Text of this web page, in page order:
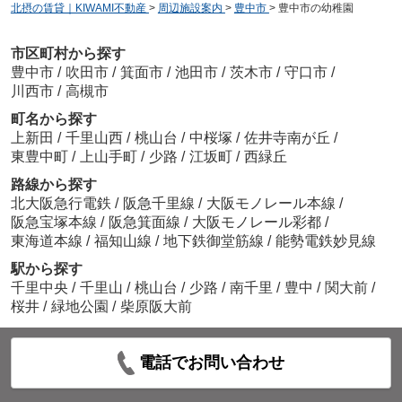
北摂の賃貸｜KIWAMI不動産 > 周辺施設案内 > 豊中市 > 豊中市の幼稚園
市区町村から探す
豊中市 / 吹田市 / 箕面市 / 池田市 / 茨木市 / 守口市 /
川西市 / 高槻市
町名から探す
上新田 / 千里山西 / 桃山台 / 中桜塚 / 佐井寺南が丘 /
東豊中町 / 上山手町 / 少路 / 江坂町 / 西緑丘
路線から探す
北大阪急行電鉄 / 阪急千里線 / 大阪モノレール本線 /
阪急宝塚本線 / 阪急箕面線 / 大阪モノレール彩都 /
東海道本線 / 福知山線 / 地下鉄御堂筋線 / 能勢電鉄妙見線
駅から探す
千里中央 / 千里山 / 桃山台 / 少路 / 南千里 / 豊中 / 関大前 /
桜井 / 緑地公園 / 柴原阪大前
電話でお問い合わせ